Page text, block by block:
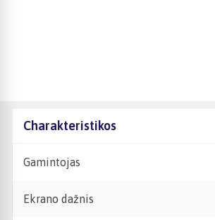
Charakteristikos
Gamintojas
Ekrano dažnis